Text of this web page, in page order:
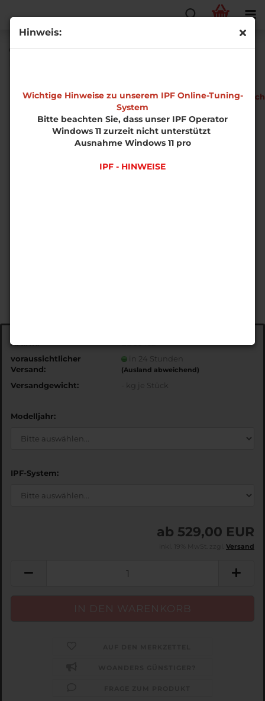
Hinweis:
Wichtige Hinweise zu unserem IPF Online-Tuning-
System
Bitte beachten Sie, dass unser IPF Operator
Windows 11 zurzeit nicht unterstützt
Ausnahme Windows 11 pro
IPF - HINWEISE
Opel Mokka X 1.4 ECOTEC Direct Injection Turbo
Art.Nr.:
voraussichtlicher
Versand:
in 24 Stunden
(Ausland abweichend)
Versandgewicht: kg je Stück
Modelljahr:
IPF-System:
ab 529,00 EUR
Versand